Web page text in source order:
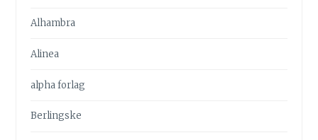
Alhambra
Alinea
alpha forlag
Berlingske